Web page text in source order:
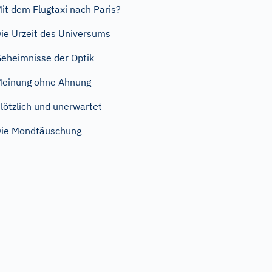
dem Flugtaxi nach Paris?
Urzeit des Universums
der Optik
ohne Ahnung
und unerwartet
Mondtäuschung